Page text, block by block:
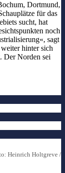
Dortmund,
für das
sucht, hat
noch
sagt
hinter sich
Der Norden sei
Heinrich Holtgreve /